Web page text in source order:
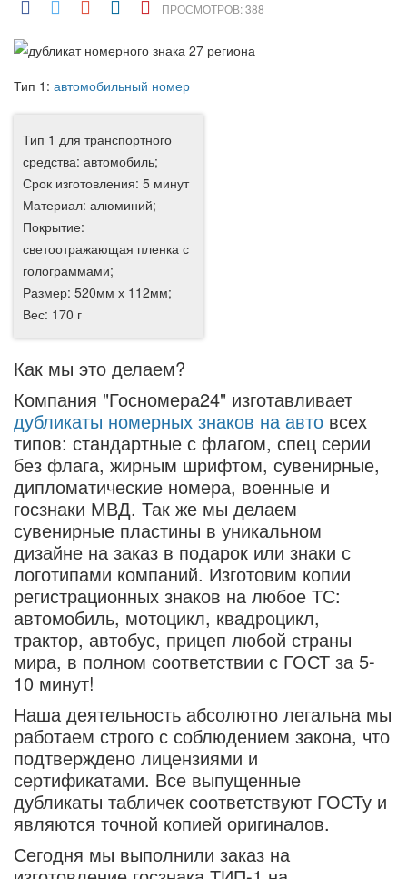
ПРОСМОТРОВ: 388
Тип 1: автомобильный номер
Тип 1 для транспортного
средства: автомобиль;
Срок изготовления: 5 минут
Материал: алюминий;
Покрытие:
светоотражающая пленка с
голограммами;
Размер: 520мм х 112мм;
Вес: 170 г
Как мы это делаем?
Компания "Госномера24" изготавливает
дубликаты номерных знаков на авто всех
типов: стандартные с флагом, спец серии
без флага, жирным шрифтом, сувенирные,
дипломатические номера, военные и
госзнаки МВД. Так же мы делаем
сувенирные пластины в уникальном
дизайне на заказ в подарок или знаки с
логотипами компаний. Изготовим копии
регистрационных знаков на любое ТС:
автомобиль, мотоцикл, квадроцикл,
трактор, автобус, прицеп любой страны
мира, в полном соответствии с ГОСТ за 5-
10 минут!
Наша деятельность абсолютно легальна мы
работаем строго с соблюдением закона, что
подтверждено лицензиями и
сертификатами. Все выпущенные
дубликаты табличек соответствуют ГОСТу и
являются точной копией оригиналов.
Сегодня мы выполнили заказ на